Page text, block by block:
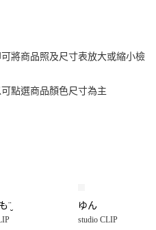
用戶可立即使用無須另外申請。
將商品照及尺寸表放大或縮小檢
點選商品顏色尺寸為主
¨̮ ゆん
studio CLIP